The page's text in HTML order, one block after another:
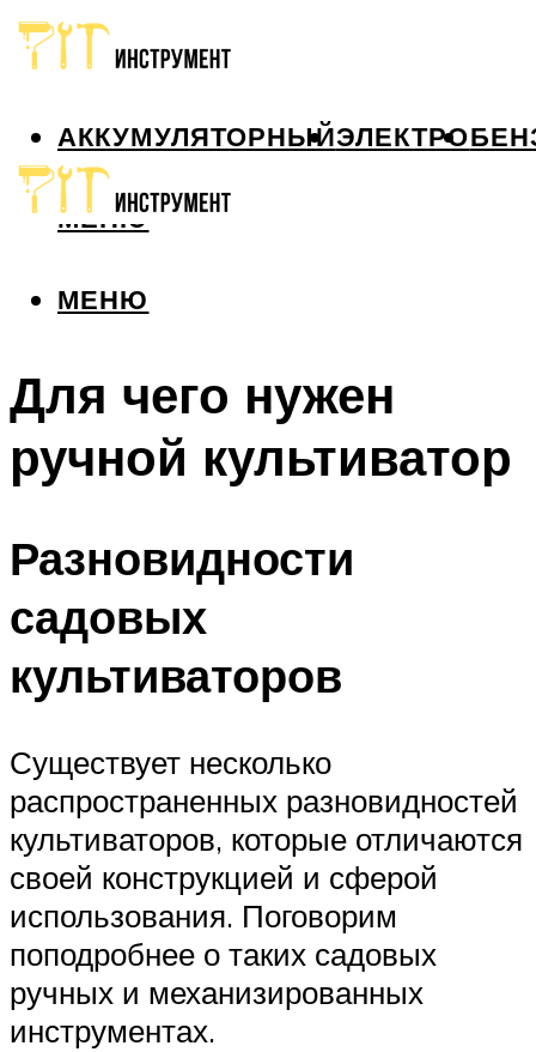
АККУМУЛЯТОРНЫЙЭЛЕКТРО
МЕНЮ
МЕНЮ
Для чего нужен
ручной культиватор
Разновидности
садовых
культиваторов
Существует несколько
распространенных разновидностей
культиваторов, которые отличаются
своей конструкцией и сферой
использования. Поговорим
поподробнее о таких садовых
ручных и механизированных
инструментах.